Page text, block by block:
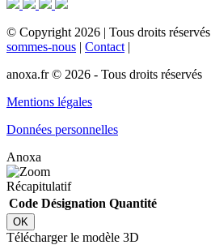
© Copyright 2026 | Tous droits réservés
sommes-nous | Contact |
anoxa.fr © 2026 - Tous droits réservés
Mentions légales
Données personnelles
Anoxa
Récapitulatif
Code Désignation Quantité
OK
Télécharger le modèle 3D